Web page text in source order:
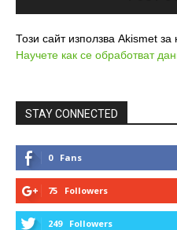
Този сайт използва Akismet
Научете как се обработват
STAY CONNECTED
0 Fans
75 Followers
249 Followers